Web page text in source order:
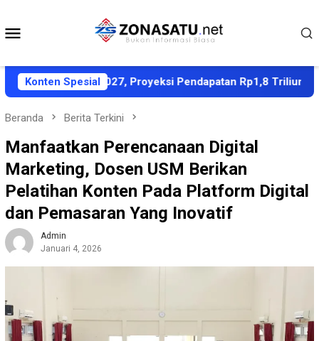
konten
Konten Spesial
APBD 2027, Proyeksi Pendapatan Rp1,8 Triliun
Beranda Berita Terkini
Manfaatkan Perencanaan Digital
Marketing, Dosen USM Berikan
Pelatihan Konten Pada Platform Digital
dan Pemasaran Yang Inovatif
Admin
Januari 4, 2026